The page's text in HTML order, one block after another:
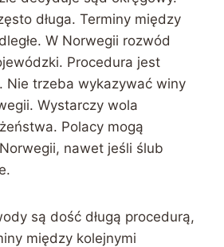
długa. Terminy między
W Norwegii rozwód
Procedura jest
Nie trzeba wykazywać winy
Wystarczy wola
Polacy mogą
nawet jeśli ślub
są dość długą procedurą,
między kolejnymi